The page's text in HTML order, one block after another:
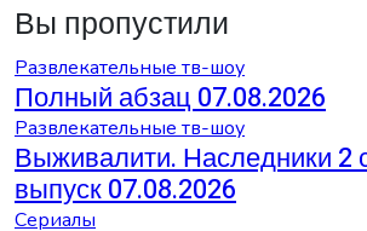
Вы пропустили
Развлекательные тв-шоу
Полный абзац 07.08.2026
Развлекательные тв-шоу
Выживалити. Наследники 2
выпуск 07.08.2026
Сериалы